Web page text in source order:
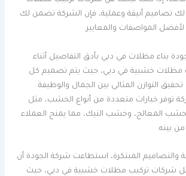
تصاميم أنيقة وعملية، فإن الشركة تضمن لك
المواصفات والمعايير.
بناء مظلات في دبي بأدق التفاصيل أثناء
مظلات خشبية في دبي، حيث يتم تصميم كل
التوازن المثالي بين الجمال والوظيفة
توفر خيارات متعددة من أنواع الخشب، مثل
المعالج، وخشب التيك، مما يمنح العملاء
من بينه.
والتصاميم المبتكرة، استطاعت شركة الجودة أن
شركات تركيب مظلات خشبية في دبي، حيث